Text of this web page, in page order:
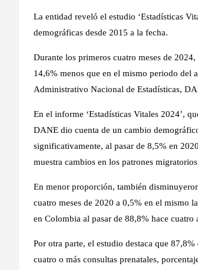
​La entidad reveló el estudio ‘Estadísticas
demográficas desde 2015 a la fecha.
Durante los primeros cuatro meses de
14,6% menos que en el mismo periodo del
Administrativo Nacional de Estadísticas,
En el informe ‘Estadísticas Vitales 2024’,
DANE dio cuenta de un cambio
significativamente, al pasar de 8,5% en
muestra cambios en los patrones
En menor proporción, también
cuatro meses de 2020 a 0,5% en el mismo
en Colombia al pasar de 88,8% hace cuatro
Por otra parte, el estudio destaca que
cuatro o más consultas prenatales,